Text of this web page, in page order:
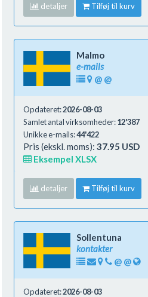
detaljer Tilføj til kurv
Malmo
e-mails
@ @
Opdateret:2026-08-03
Samlet antal virksomheder:12'387
Unikke e-mails:44'422
Pris (ekskl. moms): 37.95 USD
Eksempel XLSX
detaljer Tilføj til kurv
Sollentuna
kontakter
@ @
Opdateret:2026-08-03